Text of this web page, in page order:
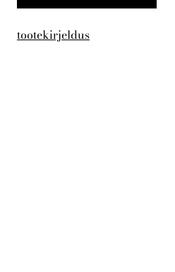
tootekirjeldus